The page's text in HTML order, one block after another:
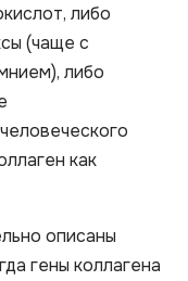
либо
(чаще с
либо
как
описаны
гены коллагена